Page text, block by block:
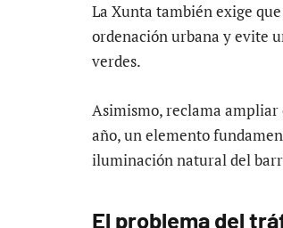
La Xunta también exige
ordenación urbana y evite
verdes.
Asimismo, reclama ampliar
año, un elemento
iluminación natural del
El problema del